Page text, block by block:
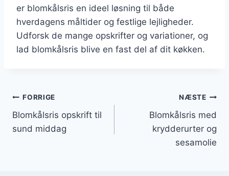
er blomkålsris en ideel løsning til både
hverdagens måltider og festlige lejligheder.
Udforsk de mange opskrifter og variationer, og
lad blomkålsris blive en fast del af dit køkken.
Indlægsnavigation
FORRIGE
Blomkålsris opskrift til
sund middag
NÆSTE
Blomkålsris med
krydderurter og
sesamolie